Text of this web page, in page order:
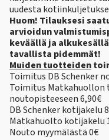
uudesta
Huom! Tilauksesi
arvioidun
keväällä ja
tavallista pidemmät!
Muiden tuotteiden
Toimitus DB Schenker
Toimitus Matkahuollon
noutopisteeseen 6,90€
DB Schenker kotijakelu
Matkahuolto kotijakelu
Nouto myymälästä 0€